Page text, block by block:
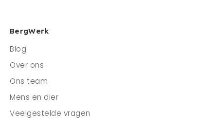
CONTACT
0341 - 45 33 09
info@bergwerk.nu
BergWerk
Blog
Over ons
Ons team
Mens en dier
Veelgestelde vragen